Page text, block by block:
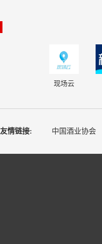
现场云
友情链接: 中国酒业协会